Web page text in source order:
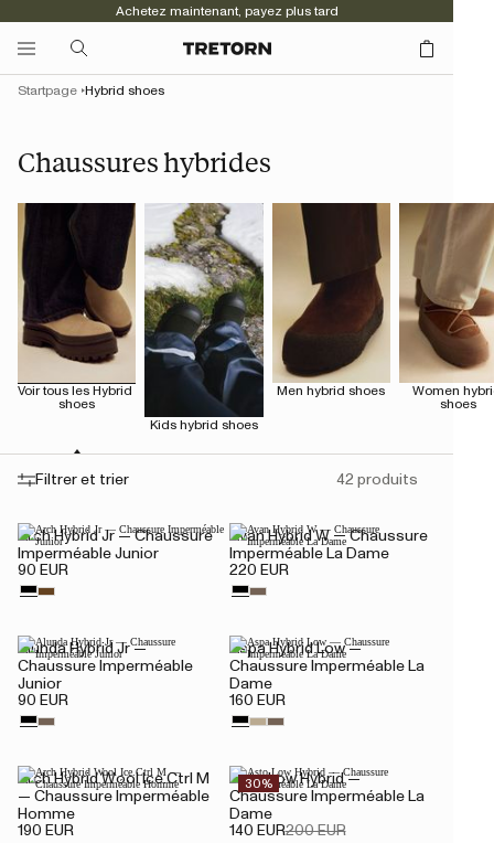
Achetez maintenant, payez plus tard
Chaussures hybrides
Startpage Hybrid shoes
Voir tous les Hybrid
shoes
Kids hybrid shoes
Men hybrid shoes
Women
shoes
Filtrer et trier 42 produits
Arch Hybrid Jr — Chaussure
Imperméable Junior
90 EUR
Avan Hybrid W — Chaussure
Imperméable La Dame
220 EUR
Alunda Hybrid Jr —
Chaussure Imperméable
Junior
90 EUR
Aspa Hybrid Low —
Chaussure Imperméable La
Dame
160 EUR
Arch Hybrid Wool Ice.Ctrl M
— Chaussure Imperméable
Homme
190 EUR
30%
Asto Low Hybrid —
Chaussure Imperméable La
Dame
140 EUR200 EUR